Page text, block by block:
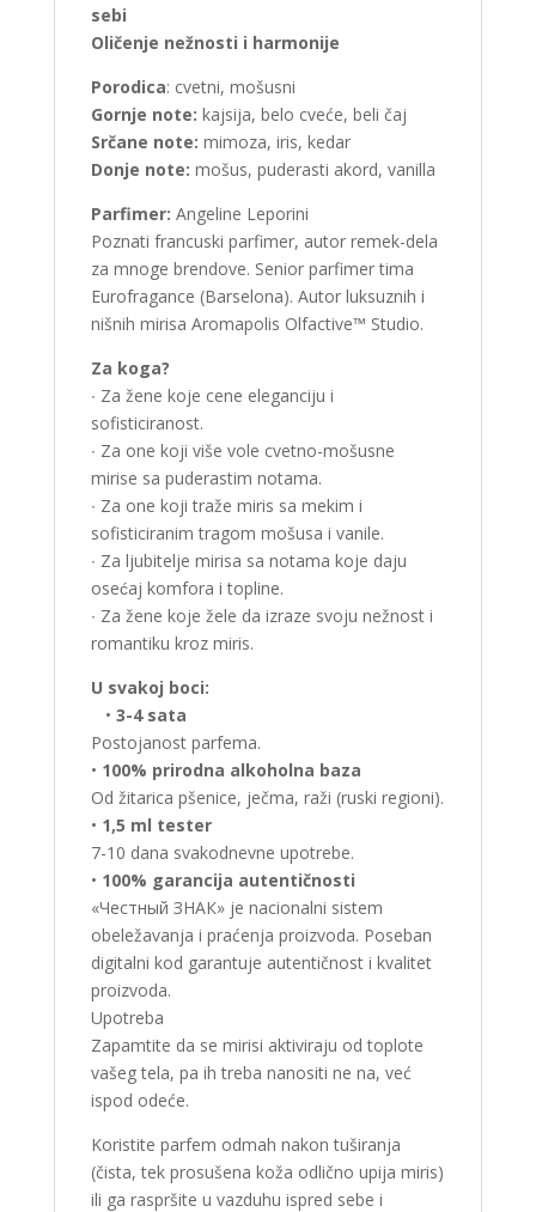
sebi
Oličenje nežnosti i harmonije
Porodica: cvetni, mošusni
Gornje note: kajsija, belo cveće, beli čaj
Srčane note: mimoza, iris, kedar
Donje note: mošus, puderasti akord, vanilla
Parfimer: Angeline Leporini
Poznati francuski parfimer, autor remek-dela
za mnoge brendove. Senior parfimer tima
Eurofragance (Barselona). Autor luksuznih i
nišnih mirisa Aromapolis Olfactive™ Studio.
Za koga?
∙ Za žene koje cene eleganciju i
sofisticiranost.
∙ Za one koji više vole cvetno-mošusne
mirise sa puderastim notama.
∙ Za one koji traže miris sa mekim i
sofisticiranim tragom mošusa i vanile.
∙ Za ljubitelje mirisa sa notama koje daju
osećaj komfora i topline.
∙ Za žene koje žele da izraze svoju nežnost i
romantiku kroz miris.
U svakoj boci:
• 3-4 sata
Postojanost parfema.
• 100% prirodna alkoholna baza
Od žitarica pšenice, ječma, raži (ruski regioni).
• 1,5 ml tester
7-10 dana svakodnevne upotrebe.
• 100% garancija autentičnosti
«Честный ЗНАК» je nacionalni sistem
obeležavanja i praćenja proizvoda. Poseban
digitalni kod garantuje autentičnost i kvalitet
proizvoda.
Upotreba
Zapamtite da se mirisi aktiviraju od toplote
vašeg tela, pa ih treba nanositi ne na, već
ispod odeće.
Koristite parfem odmah nakon tuširanja
(čista, tek prosušena koža odlično upija miris)
ili ga raspršite u vazduhu ispred sebe i